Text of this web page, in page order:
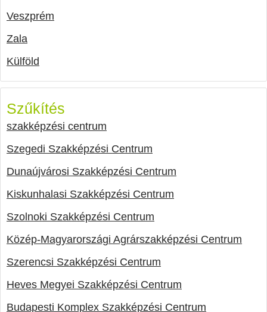
Veszprém
Zala
Külföld
Szűkítés
szakképzési centrum
Szegedi Szakképzési Centrum
Dunaújvárosi Szakképzési Centrum
Kiskunhalasi Szakképzési Centrum
Szolnoki Szakképzési Centrum
Közép-Magyarországi Agrárszakképzési Centrum
Szerencsi Szakképzési Centrum
Heves Megyei Szakképzési Centrum
Budapesti Komplex Szakképzési Centrum